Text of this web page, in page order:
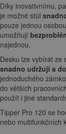
Díky inovativnímu,
je možné stůl
pouze jednou
umožňují
najednou.
Desku lze vybírat ze
snadno udržují a
jednoduchého
do větších
použít i jiné
Tipper Pro 120 se
nebo multifunkčních